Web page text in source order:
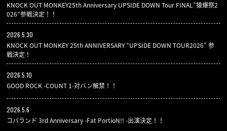
PROFILE
DISCO
GALLERY
KNOCK OUT MONKEY25th Anniversary UPSIDE DOWN Tour FINAL”猿爆祭2
026″参戦決定！！
2026.5.30
KNOCK OUT MONKEY 25th ANNIVERSARY “UPSIDE DOWN TOUR2026” 参
戦決定！
2026.5.10
GOOD ROCK -COUNT 1-対バン解禁！！
2026.5.6
コバランド 3rd Anniversary -Fat PortioN!! -出演決定！！